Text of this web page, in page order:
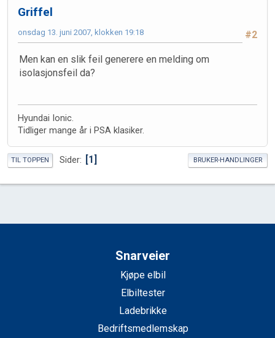
Griffel
#2
onsdag 13. juni 2007, klokken 19:18
Men kan en slik feil generere en melding om
isolasjonsfeil da?
Hyundai Ionic.
Tidliger mange år i PSA klasiker.
TIL TOPPEN Sider 1 BRUKER-HANDLINGER
Snarveier
Kjøpe elbil
Elbiltester
Ladebrikke
Bedriftsmedlemskap